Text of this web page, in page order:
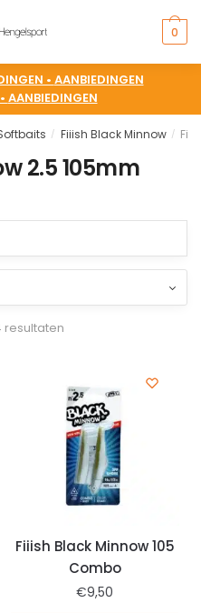
0
• AANBIEDINGEN
AANBIEDINGEN
/ Fiiish Black Minnow /
2.5 105mm
resultaten
Fiiish Black Minnow 105
Combo
€9,50